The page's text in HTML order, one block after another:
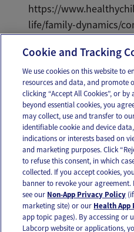
https://
life/family-dynamics/
Email Text
OUR APPS
FOLLOW US
Cookie and Tracking
We use cookies on this website to
resources and data, and promote
clicking “Accept All Cookies”, or
beyond essential cookies, you
may collect, use and transfer to
identifiable cookie and device
indications or interests based on
and marketing purposes. Click
to refuse this consent, in which
collected. If you accept cookies,
banner to revoke your
see our Non-App Privacy Policy
marketing site) or our Health App
app topic pages). By accessing or
Labcorp website or applications,